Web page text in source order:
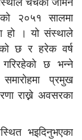
२०५१ सालमा
हो । यो संस्थाले
छ र हरेक वर्ष
गरिरहेको छ भन्ने
प्रमुख
राख्ने अवसरका
भइदिनुभएका